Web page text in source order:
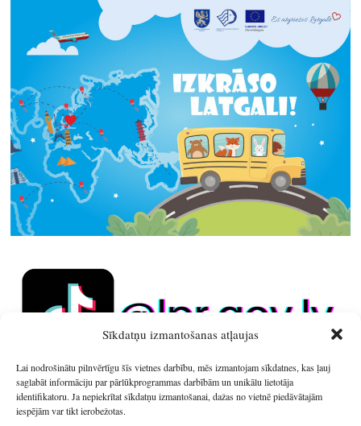
Sīkdatņu izmantošanas atļaujas
Lai nodrošinātu pilnvērtīgu šīs vietnes darbību, mēs izmantojam sīkdatnes, kas ļauj
saglabāt informāciju par pārlūkprogrammas darbībām un unikālu lietotāja
identifikatoru. Ja nepiekrītat sīkdatņu izmantošanai, dažas no vietnē piedāvātajām
iespējām var tikt ierobežotas.